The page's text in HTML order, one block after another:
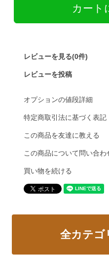
レビューを見る(0件)
レビューを投稿
オプションの値段詳細
特定商取引法に基づく表記
この商品を友達に教える
この商品について問い合わ
買い物を続ける
全カテゴ